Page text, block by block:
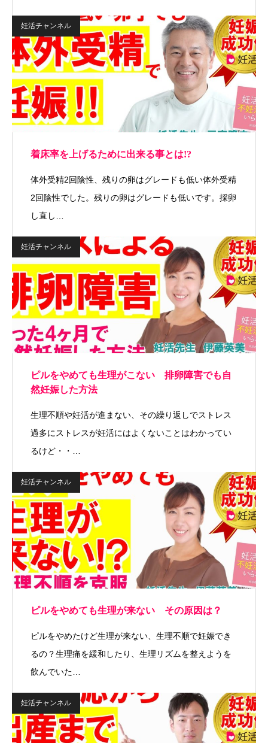
妊活チャンネル
着床率を上げるために出来る事とは!?
体外受精2回陰性、残りの卵はグレードも低い体外受精
2回陰性でした。残りの卵はグレードも低いです。採卵
し直し…
妊活チャンネル
ピルをやめても生理がこない 排卵障害でも自
然妊娠した方法
生理不順や妊活が進まない、その繰り返しでストレス
過多にストレスが妊活にはよくないことはわかってい
るけど・・…
妊活チャンネル
ピルをやめても生理が来ない その原因は？
ピルをやめたけど生理が来ない、生理不順で妊娠でき
るの？生理痛を緩和したり、生理リズムを整えようを
飲んでいた…
妊活チャンネル